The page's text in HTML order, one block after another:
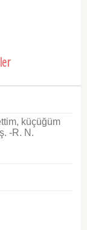
küçüğüm
-R. N.